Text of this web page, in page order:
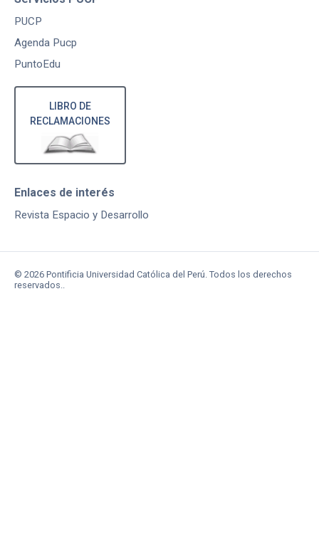
PUCP
Agenda Pucp
PuntoEdu
LIBRO DE
RECLAMACIONES
Enlaces de interés
Revista Espacio y Desarrollo
© 2026 Pontificia Universidad Católica del Perú. Todos los derechos
reservados..